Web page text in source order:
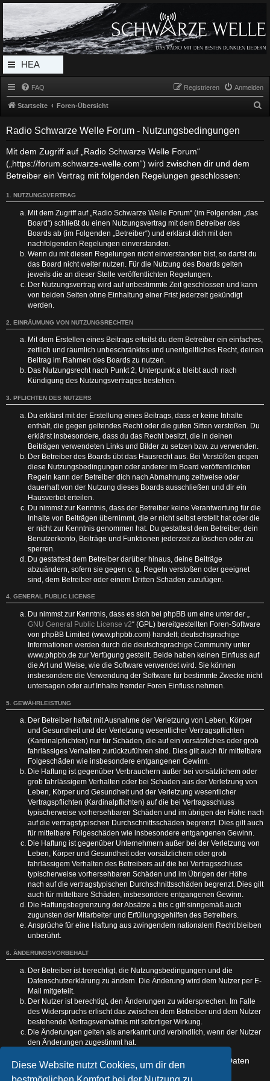
Diese Website nutzt Cookies, um dir den
Radio Schwarze Welle Forum
Das Radio mit den Besten Dunklen Liedern
HEA
DERL
MEN
U
FAQ Anmelden
Registrieren
Startseite Foren-Übersicht
Radio Schwarze Welle Forum - Nutzungsbedingungen
Mit dem Zugriff auf „Radio Schwarze Welle Forum“
(„https://forum.schwarze-welle.com“) wird zwischen dir und dem
Betreiber ein Vertrag mit folgenden Regelungen geschlossen:
1. NUTZUNGSVERTRAG
Mit dem Zugriff auf „Radio Schwarze Welle Forum“ (im Folgenden „das
Board“) schließt du einen Nutzungsvertrag mit dem Betreiber des
Boards ab (im Folgenden „Betreiber“) und erklärst dich mit den
nachfolgenden Regelungen einverstanden.
Wenn du mit diesen Regelungen nicht einverstanden bist, so darfst du
das Board nicht weiter nutzen. Für die Nutzung des Boards gelten
jeweils die an dieser Stelle veröffentlichten Regelungen.
Der Nutzungsvertrag wird auf unbestimmte Zeit geschlossen und kann
von beiden Seiten ohne Einhaltung einer Frist jederzeit gekündigt
werden.
2. EINRÄUMUNG VON NUTZUNGSRECHTEN
Mit dem Erstellen eines Beitrags erteilst du dem Betreiber ein einfaches,
zeitlich und räumlich unbeschränktes und unentgeltliches Recht, deinen
Beitrag im Rahmen des Boards zu nutzen.
Das Nutzungsrecht nach Punkt 2, Unterpunkt a bleibt auch nach
Kündigung des Nutzungsvertrages bestehen.
3. PFLICHTEN DES NUTZERS
Du erklärst mit der Erstellung eines Beitrags, dass er keine Inhalte
enthält, die gegen geltendes Recht oder die guten Sitten verstoßen. Du
erklärst insbesondere, dass du das Recht besitzt, die in deinen
Beiträgen verwendeten Links und Bilder zu setzen bzw. zu verwenden.
Der Betreiber des Boards übt das Hausrecht aus. Bei Verstößen gegen
diese Nutzungsbedingungen oder anderer im Board veröffentlichten
Regeln kann der Betreiber dich nach Abmahnung zeitweise oder
dauerhaft von der Nutzung dieses Boards ausschließen und dir ein
Hausverbot erteilen.
Du nimmst zur Kenntnis, dass der Betreiber keine Verantwortung für die
Inhalte von Beiträgen übernimmt, die er nicht selbst erstellt hat oder die
er nicht zur Kenntnis genommen hat. Du gestattest dem Betreiber, dein
Benutzerkonto, Beiträge und Funktionen jederzeit zu löschen oder zu
sperren.
Du gestattest dem Betreiber darüber hinaus, deine Beiträge
abzuändern, sofern sie gegen o. g. Regeln verstoßen oder geeignet
sind, dem Betreiber oder einem Dritten Schaden zuzufügen.
4. GENERAL PUBLIC LICENSE
Du nimmst zur Kenntnis, dass es sich bei phpBB um eine unter der „
GNU General Public License v2“ (GPL) bereitgestellten Foren-Software
von phpBB Limited (www.phpbb.com) handelt; deutschsprachige
Informationen werden durch die deutschsprachige Community unter
www.phpbb.de zur Verfügung gestellt. Beide haben keinen Einfluss auf
die Art und Weise, wie die Software verwendet wird. Sie können
insbesondere die Verwendung der Software für bestimmte Zwecke nicht
untersagen oder auf Inhalte fremder Foren Einfluss nehmen.
5. GEWÄHRLEISTUNG
Der Betreiber haftet mit Ausnahme der Verletzung von Leben, Körper
und Gesundheit und der Verletzung wesentlicher Vertragspflichten
(Kardinalpflichten) nur für Schäden, die auf ein vorsätzliches oder grob
fahrlässiges Verhalten zurückzuführen sind. Dies gilt auch für mittelbare
Folgeschäden wie insbesondere entgangenen Gewinn.
Die Haftung ist gegenüber Verbrauchern außer bei vorsätzlichem oder
grob fahrlässigem Verhalten oder bei Schäden aus der Verletzung von
Leben, Körper und Gesundheit und der Verletzung wesentlicher
Vertragspflichten (Kardinalpflichten) auf die bei Vertragsschluss
typischerweise vorhersehbaren Schäden und im übrigen der Höhe nach
auf die vertragstypischen Durchschnittsschäden begrenzt. Dies gilt auch
für mittelbare Folgeschäden wie insbesondere entgangenen Gewinn.
Die Haftung ist gegenüber Unternehmern außer bei der Verletzung von
Leben, Körper und Gesundheit oder vorsätzlichem oder grob
fahrlässigem Verhalten des Betreibers auf die bei Vertragsschluss
typischerweise vorhersehbaren Schäden und im Übrigen der Höhe
nach auf die vertragstypischen Durchschnittsschäden begrenzt. Dies gilt
auch für mittelbare Schäden, insbesondere entgangenen Gewinn.
Die Haftungsbegrenzung der Absätze a bis c gilt sinngemäß auch
zugunsten der Mitarbeiter und Erfüllungsgehilfen des Betreibers.
Ansprüche für eine Haftung aus zwingendem nationalem Recht bleiben
unberührt.
6. ÄNDERUNGSVORBEHALT
Der Betreiber ist berechtigt, die Nutzungsbedingungen und die
Datenschutzerklärung zu ändern. Die Änderung wird dem Nutzer per E-
Mail mitgeteilt.
Der Nutzer ist berechtigt, den Änderungen zu widersprechen. Im Falle
des Widerspruchs erlischt das zwischen dem Betreiber und dem Nutzer
bestehende Vertragsverhältnis mit sofortiger Wirkung.
Die Änderungen gelten als anerkannt und verbindlich, wenn der Nutzer
den Änderungen zugestimmt hat.
Informationen über den Umgang mit deinen persönlichen Daten
sind in der Datenschutzerklärung enthalten.